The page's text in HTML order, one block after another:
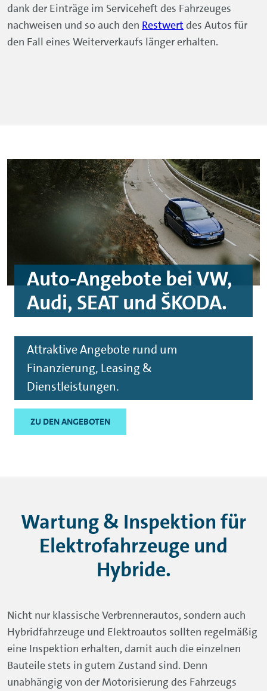
dank der Einträge im Serviceheft des Fahrzeuges
nachweisen und so auch den Restwert des Autos für
den Fall eines Weiterverkaufs länger erhalten.
Auto-Angebote bei VW,
Audi, SEAT und ŠKODA.
Attraktive Angebote rund um
Finanzierung, Leasing &
Dienstleistungen.
ZU DEN ANGEBOTEN
Wartung & Inspektion für
Elektrofahrzeuge und
Hybride.
Nicht nur klassische Verbrennerautos, sondern auch
Hybridfahrzeuge und Elektroautos sollten regelmäßig
eine Inspektion erhalten, damit auch die einzelnen
Bauteile stets in gutem Zustand sind. Denn
unabhängig von der Motorisierung des Fahrzeugs